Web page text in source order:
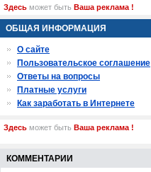
Здесь может быть Ваша реклама !
ОБЩАЯ ИНФОРМАЦИЯ
О сайте
Пользовательское соглашение
Ответы на вопросы
Платные услуги
Как заработать в Интернете
Здесь может быть Ваша реклама !
КОММЕНТАРИИ